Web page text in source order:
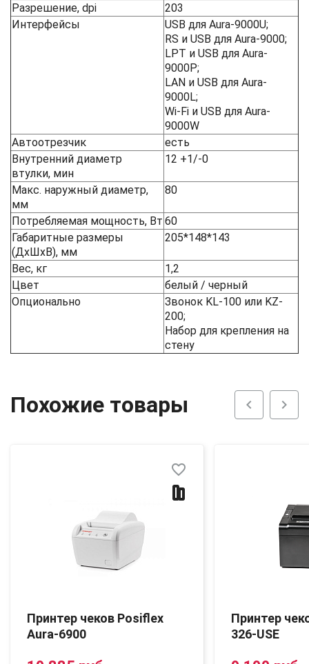
Разрешение, dpi
203
Интерфейсы
USB для Aura-9000U;
RS и USB для Aura-9000;
LPT и USB для Aura-
9000P;
LAN и USB для Aura-
9000L;
Wi-Fi и USB для Aura-
9000W
Автоотрезчик
есть
Внутренний диаметр
втулки, мин
12 +1/-0
Макс. наружный диаметр,
мм
80
Потребляемая мощность, Вт 60
Габаритные размеры
(ДхШхВ), мм
205*148*143
Вес, кг
1,2
Цвет
белый / черный
Опционально
Звонок KL-100 или KZ-
200;
Набор для крепления на
стену
Похожие товары chevron_left chevron_right
Принтер чеков Posiflex
Aura-6900
favorite_border
Принтер
326-USE